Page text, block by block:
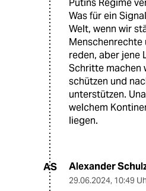
Putins Regime
Was für ein
Welt, wenn wir
reden, aber jene
Schritte machen
schützen und
unterstützen.
welchem
liegen.
AS Alexander
29.06.2024, 10:49